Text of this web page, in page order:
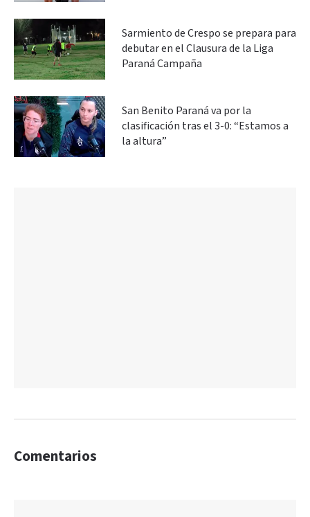
Sarmiento de Crespo se prepara para
debutar en el Clausura de la Liga
Paraná Campaña
San Benito Paraná va por la
clasificación tras el 3-0: “Estamos a
la altura”
Comentarios